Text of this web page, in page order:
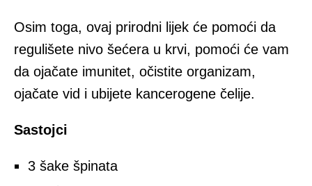
Osim toga, ovaj prirodni lijek će pomoći da
regulišete nivo šećera u krvi, pomoći će vam
da ojačate imunitet, očistite organizam,
ojačate vid i ubijete kancerogene čelije.
Sastojci
3 šake špinata